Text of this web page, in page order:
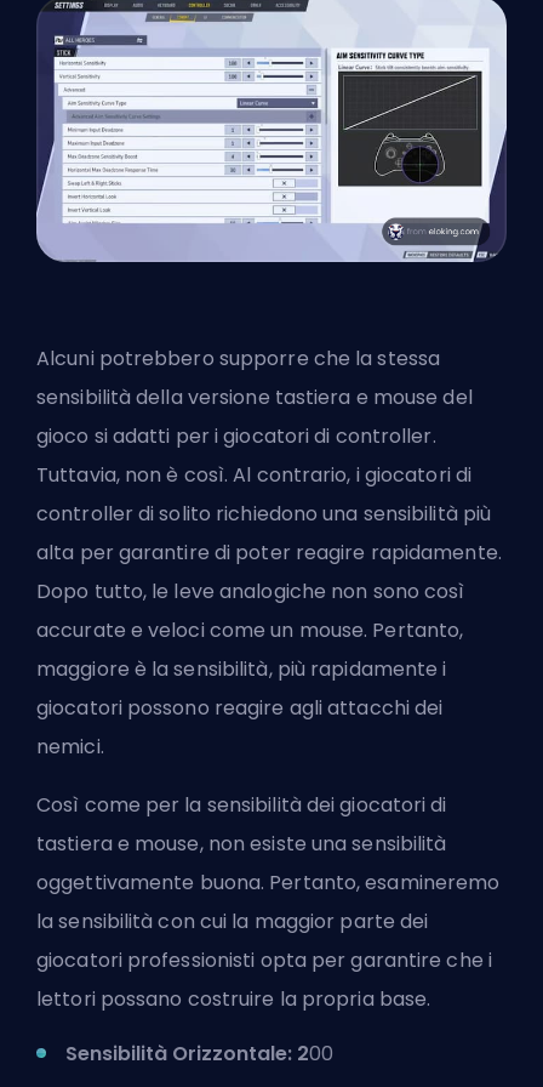
Alcuni potrebbero supporre che la stessa
sensibilità della versione tastiera e mouse del
gioco si adatti per i giocatori di controller.
Tuttavia, non è così. Al contrario, i giocatori di
controller di solito richiedono una sensibilità più
alta per garantire di poter reagire rapidamente.
Dopo tutto, le leve analogiche non sono così
accurate e veloci come un mouse. Pertanto,
maggiore è la sensibilità, più rapidamente i
giocatori possono reagire agli attacchi dei
nemici.
Così come per la sensibilità dei giocatori di
tastiera e mouse, non esiste una sensibilità
oggettivamente buona. Pertanto, esamineremo
la sensibilità con cui la maggior parte dei
giocatori professionisti opta per garantire che i
lettori possano costruire la propria base.
Sensibilità Orizzontale: 200